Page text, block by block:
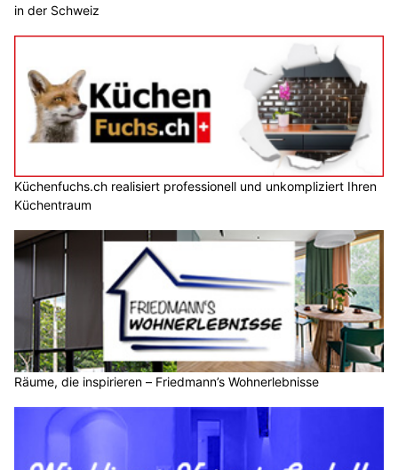
in der Schweiz
Küchenfuchs.ch realisiert professionell und unkompliziert Ihren
Küchentraum
Räume, die inspirieren – Friedmann’s Wohnerlebnisse